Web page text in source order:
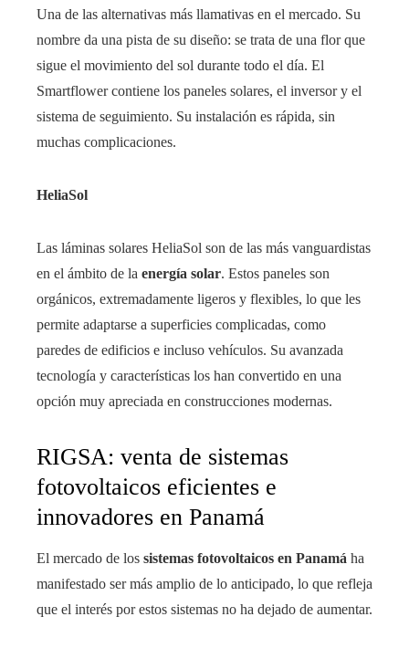
Una de las alternativas más llamativas en el mercado. Su
nombre da una pista de su diseño: se trata de una flor que
sigue el movimiento del sol durante todo el día. El
Smartflower contiene los paneles solares, el inversor y el
sistema de seguimiento. Su instalación es rápida, sin
muchas complicaciones.
HeliaSol
Las láminas solares HeliaSol son de las más vanguardistas
en el ámbito de la energía solar. Estos paneles son
orgánicos, extremadamente ligeros y flexibles, lo que les
permite adaptarse a superficies complicadas, como
paredes de edificios e incluso vehículos. Su avanzada
tecnología y características los han convertido en una
opción muy apreciada en construcciones modernas.
RIGSA: venta de sistemas
fotovoltaicos eficientes e
innovadores en Panamá
El mercado de los sistemas fotovoltaicos en Panamá ha
manifestado ser más amplio de lo anticipado, lo que refleja
que el interés por estos sistemas no ha dejado de aumentar.